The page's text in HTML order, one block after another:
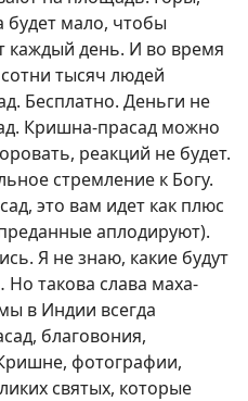
будет мало, чтобы
каждый день. И во время
тысяч людей
Бесплатно. Деньги не
Кришна-прасад можно
реакций не будет.
стремление к Богу.
это вам идет как плюс
аплодируют).
Я не знаю, какие будут
Но такова слава маха-
в Индии всегда
благовония,
фотографии,
святых, которые